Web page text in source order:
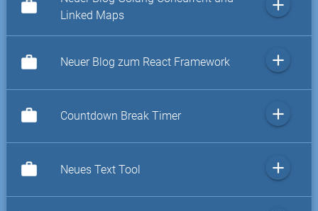
work
Linked Maps
add
work Neuer Blog zum React Framework add
work Countdown Break Timer add
work Neues Text Tool add